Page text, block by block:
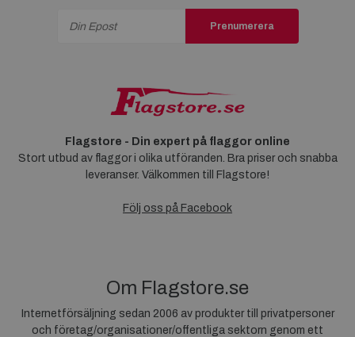
Prenumerera
Flagstore - Din expert på flaggor online
Stort utbud av flaggor i olika utföranden. Bra priser och snabba
leveranser. Välkommen till Flagstore!
Följ oss på Facebook
Om Flagstore.se
Internetförsäljning sedan 2006 av produkter till privatpersoner
och företag/organisationer/offentliga sektorn genom ett